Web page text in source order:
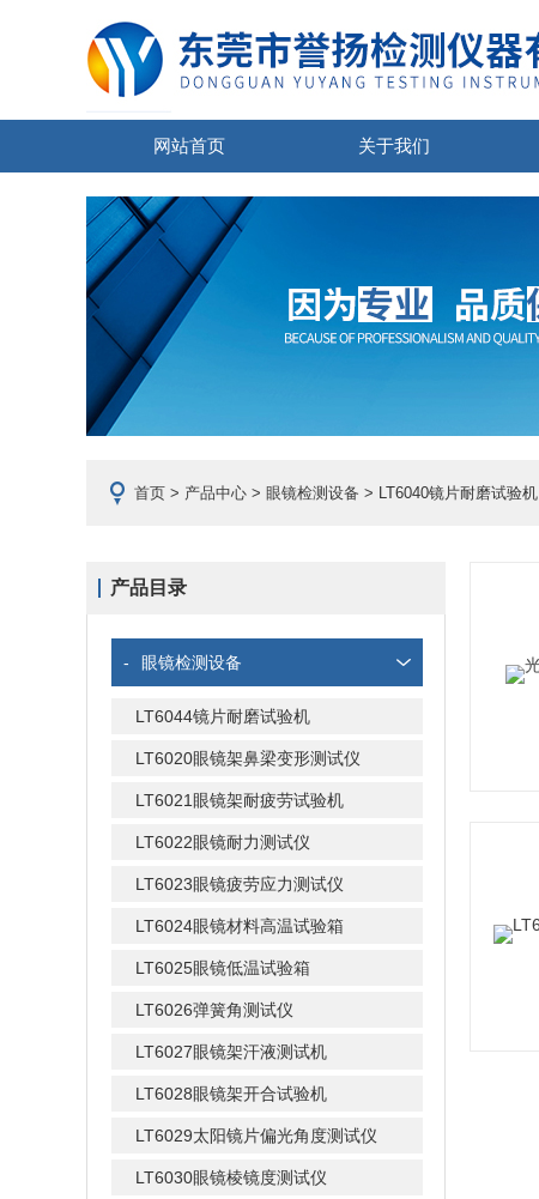
网站首页 关于我们
首页 > 产品中心 > 眼镜检测设备 > LT6040镜片耐磨试验机
产品目录
- 眼镜检测设备
LT6044镜片耐磨试验机
LT6020眼镜架鼻梁变形测试仪
LT6021眼镜架耐疲劳试验机
LT6022眼镜耐力测试仪
LT6023眼镜疲劳应力测试仪
LT6024眼镜材料高温试验箱
LT6025眼镜低温试验箱
LT6026弹簧角测试仪
LT6027眼镜架汗液测试机
LT6028眼镜架开合试验机
LT6029太阳镜片偏光角度测试仪
LT6030眼镜棱镜度测试仪